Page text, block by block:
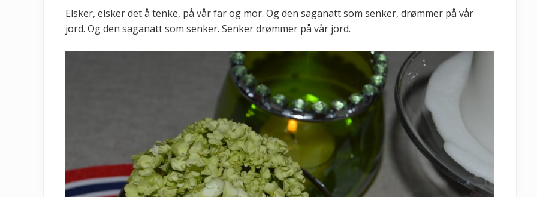
Elsker, elsker det å tenke, på vår far og mor. Og den saganatt som senker, drømmer på vår
jord. Og den saganatt som senker. Senker drømmer på vår jord.